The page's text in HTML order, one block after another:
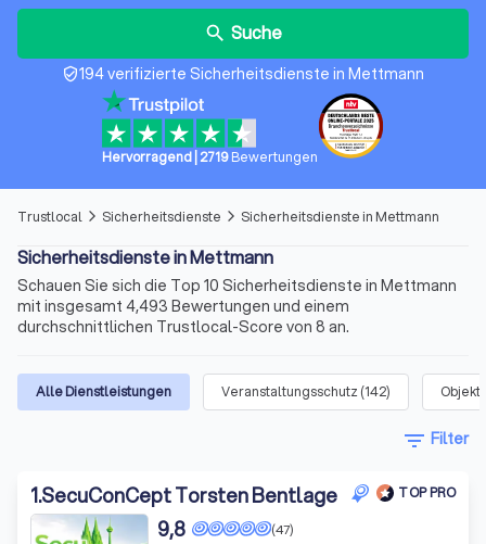
search Suche
verified_user194 verifizierte Sicherheitsdienste in Mettmann
Hervorragend 2719Bewertungen
Trustlocal arrow_forward_ios Sicherheitsdienste arrow_forward_ios Sicherheitsdienste in Mettmann
Sicherheitsdienste in Mettmann
Schauen Sie sich die Top 10 Sicherheitsdienste in Mettmann
mit insgesamt 4,493 Bewertungen und einem
durchschnittlichen Trustlocal-Score von 8 an.
Alle Dienstleistungen Veranstaltungsschutz(142)
filter_list Filter
1.SecuConCept Torsten Bentlage TOP PRO
(47)
9,8